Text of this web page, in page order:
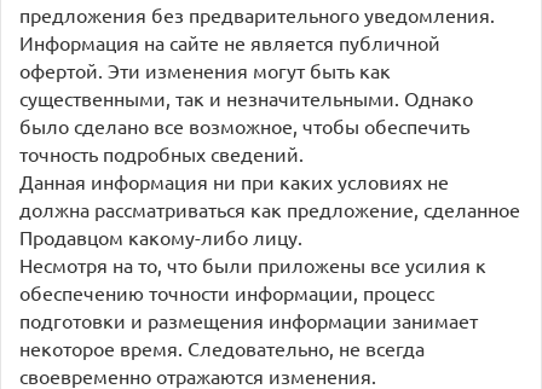
предложения без предварительного уведомления.
Информация на сайте не является публичной
офертой. Эти изменения могут быть как
существенными, так и незначительными. Однако
было сделано все возможное, чтобы обеспечить
точность подробных сведений.
Данная информация ни при каких условиях не
должна рассматриваться как предложение, сделанное
Продавцом какому-либо лицу.
Несмотря на то, что были приложены все усилия к
обеспечению точности информации, процесс
подготовки и размещения информации занимает
некоторое время. Следовательно, не всегда
своевременно отражаются изменения.